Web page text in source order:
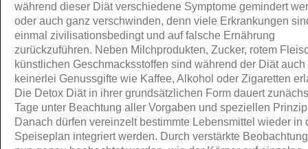
während dieser Diät verschiedene Symptome gemindert
oder auch ganz verschwinden, denn viele Erkrankungen
einmal zivilisationsbedingt und auf falsche Ernährung
zurückzuführen. Neben Milchprodukten, Zucker, rotem
künstlichen Geschmacksstoffen sind während der Diät auch
keinerlei Genussgifte wie Kaffee, Alkohol oder Zigaretten
Die Detox Diät in ihrer grundsätzlichen Form dauert
Tage unter Beachtung aller Vorgaben und speziellen
Danach dürfen vereinzelt bestimmte Lebensmittel wieder in
Speiseplan integriert werden. Durch verstärkte